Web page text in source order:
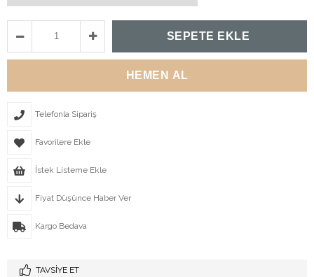
Telefonla Sipariş
Favorilere Ekle
İstek Listeme Ekle
Fiyat Düşünce Haber Ver
Kargo Bedava
TAVSIYE ET